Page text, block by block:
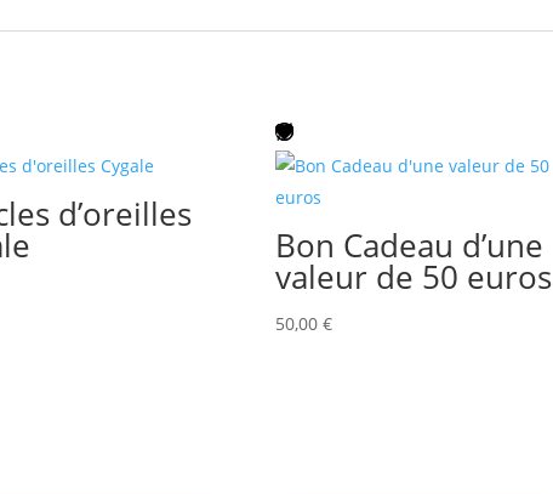
d’oreilles
Bon Cadeau d’une
valeur de 50 euros
50,00 €